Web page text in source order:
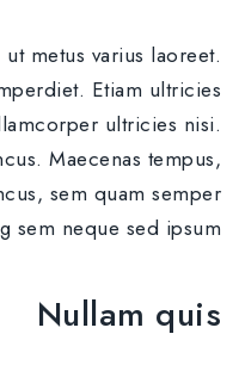
metus varius laoreet.
Etiam ultricies
ultricies nisi.
Maecenas tempus,
sem quam semper
sem neque sed ipsum.
Nullam quis